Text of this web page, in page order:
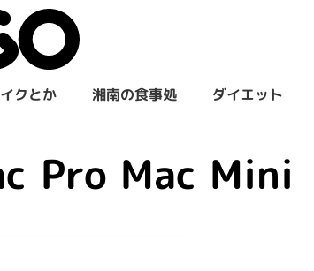
クとか 湘南の食事処 ダイエット
Pro Mac Mini